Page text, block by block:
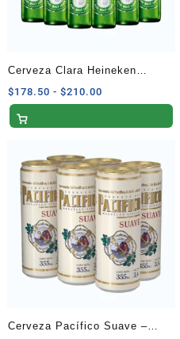
Cerveza Clara Heineken
Paquete de 12 Botellas 355 ml
$178.50 - $210.00
de
$178.50
hasta
$210.00
Cerveza Pacífico Suave –